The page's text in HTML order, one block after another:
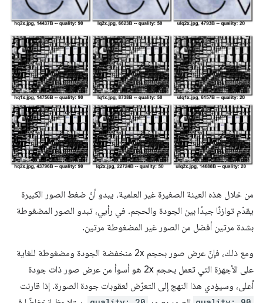
من خلال هذه العينة الصغيرة غير العلمية، يبدو أنّ ضغط الصور الكبيرة
يقدّم توازنًا جيدًا بين الجودة والحجم. في رأيي، تبدو الصور المضغوطة
بشدة مرتين أفضل من الصور غير المضغوطة مرتين.
ومع ذلك، فإنّ عرض صور بحجم ‎2x منخفضة الجودة ومضغوطة للغاية
على الأجهزة التي تعمل بحجم ‎2x هو أسوأ من عرض صور ذات جودة
أعلى، وسيؤدي هذا النهج إلى التعرّض لعقوبات جودة الصورة. إذا قارنت